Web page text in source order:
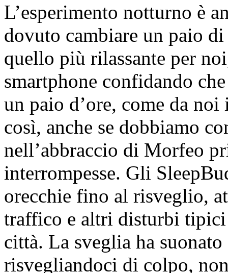
L’esperimento notturno è
dovuto cambiare un paio
quello più rilassante per
smartphone confidando
un paio d’ore, come da
così, anche se dobbiamo
nell’abbraccio di Morfeo
interrompesse. Gli
orecchie fino al risveglio,
traffico e altri disturbi
città. La sveglia ha
risvegliandoci di colpo,